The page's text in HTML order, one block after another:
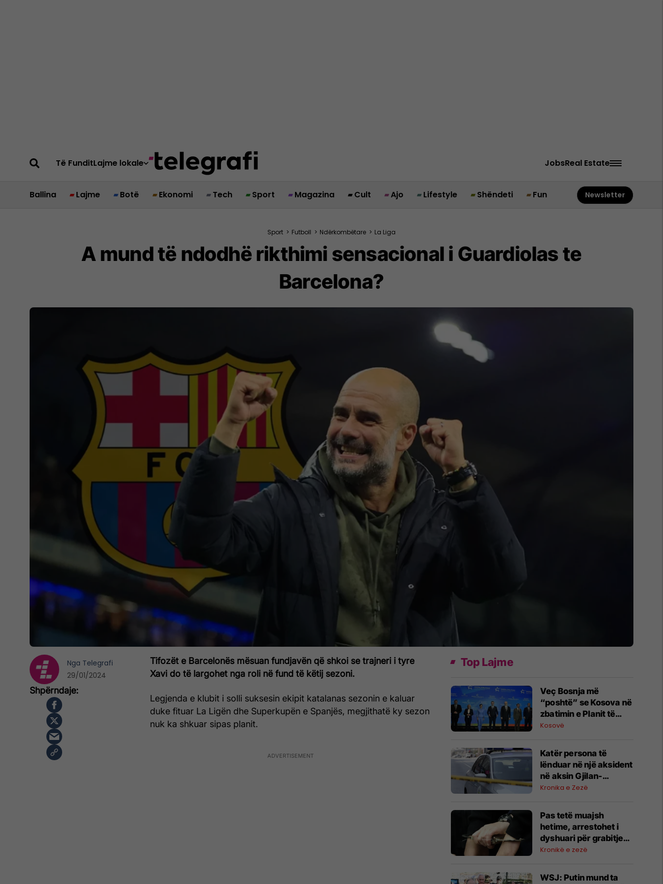
Të FunditLajme lokale JobsReal Estate
Ballina Lajme Botë Ekonomi Tech Sport Magazina Cult Ajo Lifestyle Shëndeti Fun Newsletter
Sport > Futboll > Ndërkombëtare > La Liga
A mund të ndodhë rikthimi sensacional i Guardiolas te
Barcelona?
Tifozët e Barcelonës mësuan fundjavën që shkoi se trajneri i tyre
Xavi do të largohet nga roli në fund të këtij sezoni.
Legjenda e klubit i solli suksesin ekipit katalanas sezonin e kaluar
duke fituar La Ligën dhe Superkupën e Spanjës, megjithatë ky sezon
nuk ka shkuar sipas planit.
Nga Telegrafi
29/01/2024
Top Lajme
​Veç Bosnja më
“poshtë” se Kosova në
zbatimin e Planit të
Rritjes, rrezikohen
vonohen
Kosovë
Katër persona të
lënduar në një aksident
në aksin Gjilan-
Koretishtë
Kronika e Zezë
Pas tetë muajsh
hetime, arrestohet i
dyshuari për grabitjen
e rëndë në Pejë
Kronikë e zezë
WSJ: Putin mund ta